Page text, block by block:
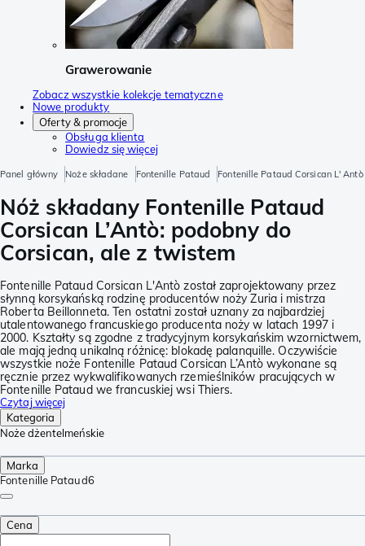
Grawerowanie
Zobacz wszystkie kolekcje tematyczne
Nowe produkty
Oferty & promocje
Obsługa klienta
Dowiedz się więcej
Panel główny Noże składane Fontenille Pataud Fontenille Pataud Corsican L' Antò
Nóż składany Fontenille Pataud
Corsican L’Antò: podobny do
Corsican, ale z twistem
Fontenille Pataud Corsican L'Antò został zaprojektowany przez
słynną korsykańską rodzinę producentów noży Zuria i mistrza
Roberta Beillonneta. Ten ostatni został uznany za najbardziej
utalentowanego francuskiego producenta noży w latach 1997 i
2000. Kształty są zgodne z tradycyjnym korsykańskim wzornictwem,
ale mają jedną unikalną różnicę: blokadę palanquille. Oczywiście
wszystkie noże Fontenille Pataud Corsican L’Antò wykonane są
ręcznie przez wykwalifikowanych rzemieślników pracujących w
Fontenille Pataud we francuskiej wsi Thiers.
Czytaj więcej
Kategoria
Noże dżentelmeńskie
Marka
Fontenille Pataud6
Cena